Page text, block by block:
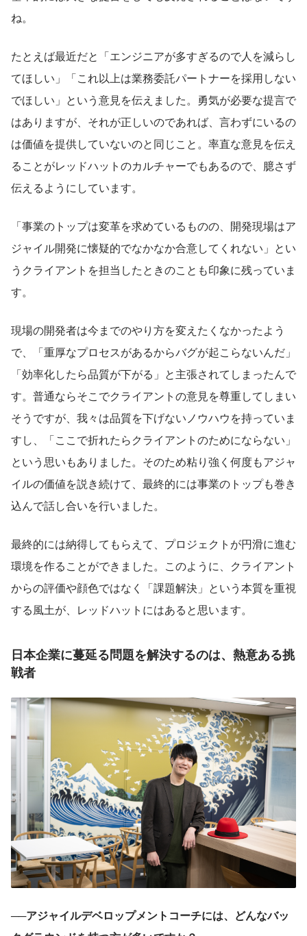
ね。
たとえば最近だと「エンジニアが多すぎるので人を減らし
てほしい」「これ以上は業務委託パートナーを採用しない
でほしい」という意見を伝えました。勇気が必要な提言で
はありますが、それが正しいのであれば、言わずにいるの
は価値を提供していないのと同じこと。率直な意見を伝え
ることがレッドハットのカルチャーでもあるので、臆さず
伝えるようにしています。
「事業のトップは変革を求めているものの、開発現場はア
ジャイル開発に懐疑的でなかなか合意してくれない」とい
うクライアントを担当したときのことも印象に残っていま
す。
現場の開発者は今までのやり方を変えたくなかったよう
で、「重厚なプロセスがあるからバグが起こらないんだ」
「効率化したら品質が下がる」と主張されてしまったんで
す。普通ならそこでクライアントの意見を尊重してしまい
そうですが、我々は品質を下げないノウハウを持っていま
すし、「ここで折れたらクライアントのためにならない」
という思いもありました。そのため粘り強く何度もアジャ
イルの価値を説き続けて、最終的には事業のトップも巻き
込んで話し合いを行いました。
最終的には納得してもらえて、プロジェクトが円滑に進む
環境を作ることができました。このように、クライアント
からの評価や顔色ではなく「課題解決」という本質を重視
する風土が、レッドハットにはあると思います。
日本企業に蔓延る問題を解決するのは、熱意ある挑
戦者
──アジャイルデベロップメントコーチには、どんなバッ